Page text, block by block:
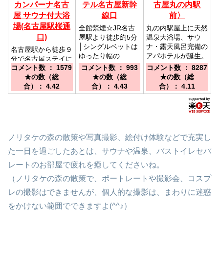
カンパーナ名古
屋 サウナ付大浴
場(名古屋駅桜通
口)
名古屋駅から徒歩９
分で名古屋ステイに
便利。サウナ付大浴
場完備で旅に安らぎ
を。／JR名古屋駅
桜通口より徒歩約９
から１駅 国際セン
ター駅から１駅
コメント数 ： 1579
★の数（総
合）： 4.42
テル名古屋新幹
線口
全館禁煙☆JR名古
屋駅より徒歩約5分
│シングルベットは
ゆったり幅の
150cm│／JR名古屋
駅太閤通口より徒歩
約7-10分！ 名古
屋めしが自慢の朝食
コメント数 ： 993
★の数（総
合）： 4.43
古屋丸の内駅
前〉
丸の内駅屋上に天然
温泉大浴場、サウ
ナ・露天風呂完備の
アパホテルが誕生。
ビジネス・観光に便
利です。／地下鉄桜
通線「丸の内駅」3
番出口から徒歩1分
(地下鉄鶴舞線利用
時は2番出口）伏見
コメント数 ： 8287
★の数（総
合）： 4.11
ノリタケの森の散策や写真撮影、絵付け体験などで充実し
た一日を過ごしたあとは、サウナや温泉、バストイレセパ
レートのお部屋で疲れを癒してくださいね。
（ノリタケの森の散策で、ポートレートや撮影会、コスプ
レの撮影はできませんが、個人的な撮影は、まわりに迷惑
をかけない範囲でできますよ(^^♪）